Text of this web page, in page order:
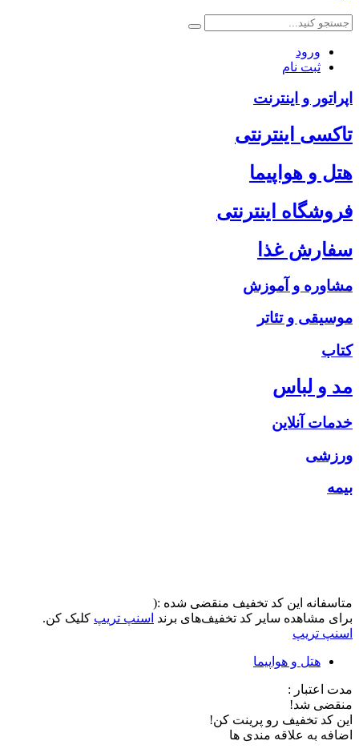
ورود
ثبت نام
اپراتور و اینترنت
تاکسی اینترنتی
هتل و هواپیما
فروشگاه اینترنتی
سفارش غذا
مشاوره و آموزش
موسیقی و تئاتر
کتاب
مد و لباس
خدمات آنلاین
ورزشی
بیمه
متاسفانه این کد تخفیف منقضی شده :(
برای مشاهده سایر کد تخفیف‌های برند اسنپ تریپ کلیک کن.
اسنپ تریپ
هتل و هواپیما
مدت اعتبار :
منقضی شد!
این کد تخفیف رو پرینت کن!
اضافه به علاقه مندی ها